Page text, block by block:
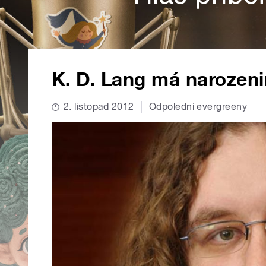
K. D. Lang má
2. listopad 2012 Odpolední evergreeny